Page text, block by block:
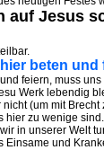
auf Jesus
beten
feiern, muss
Werk lebendig
nicht (um mit
hier zu wenige sind.
in unserer Welt
Einsame und